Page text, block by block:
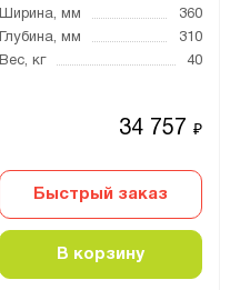
Ширина, мм
360
Глубина, мм
310
Вес, кг
40
34 757₽
Быстрый заказ
В корзину